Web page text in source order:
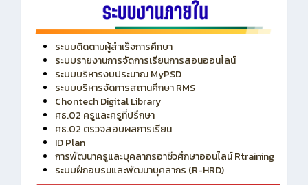
ระบบติดตามผู้สำเร็จการศึกษา
ระบบรายงานการจัดการเรียนการสอนออนไลน์
ระบบบริหารงบประมาณ MyPSD
ระบบบริหารจัดการสถานศึกษา RMS
Chontech Digital Library
ศธ.02 ครูและครูที่ปรึกษา
ศธ.02 ตรวจสอบผลการเรียน
ID Plan
การพัฒนาครูและบุคลากรอาชีวศึกษาออนไลน์ Rtraining
ระบบฝึกอบรมและพัฒนาบุคลากร (R-HRD)